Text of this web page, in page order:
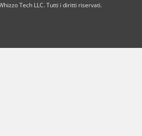
Tech LLC. Tutti i diritti riservati.